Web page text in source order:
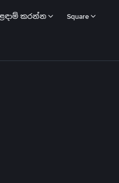
කරන්න Square